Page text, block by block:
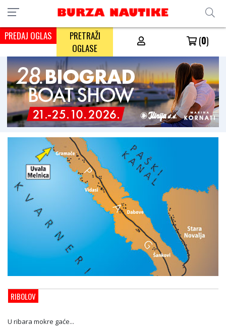
PREDAJ OGLAS
PRETRAŽI
OGLASE
(0)
RIBOLOV
U ribara mokre gaće...